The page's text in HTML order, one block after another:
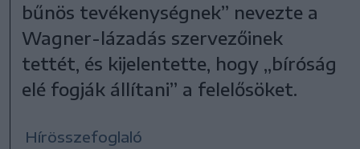
bűnös tevékenységnek” nevezte a
Wagner-lázadás szervezőinek
tettét, és kijelentette, hogy „bíróság
elé fogják állítani” a felelősöket.
Hírösszefoglaló